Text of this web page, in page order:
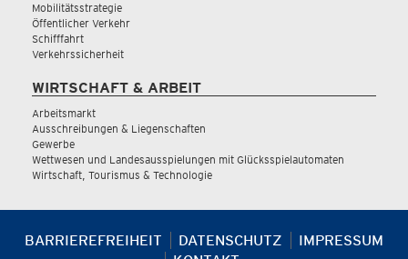
Mobilitätsstrategie
Öffentlicher Verkehr
Schifffahrt
Verkehrssicherheit
WIRTSCHAFT & ARBEIT
Arbeitsmarkt
Ausschreibungen & Liegenschaften
Gewerbe
Wettwesen und Landesausspielungen mit Glücksspielautomaten
Wirtschaft, Tourismus & Technologie
BARRIEREFREIHEIT DATENSCHUTZ
IMPRESSUM